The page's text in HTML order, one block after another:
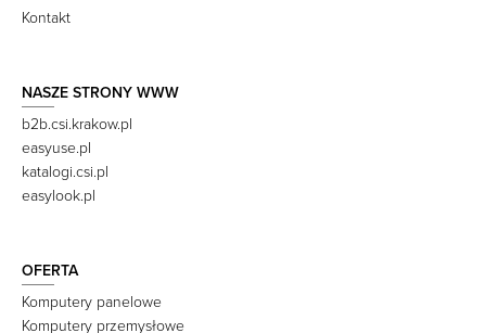
Kontakt
NASZE STRONY WWW
b2b.csi.krakow.pl
easyuse.pl
katalogi.csi.pl
easylook.pl
OFERTA
Komputery panelowe
Komputery przemysłowe